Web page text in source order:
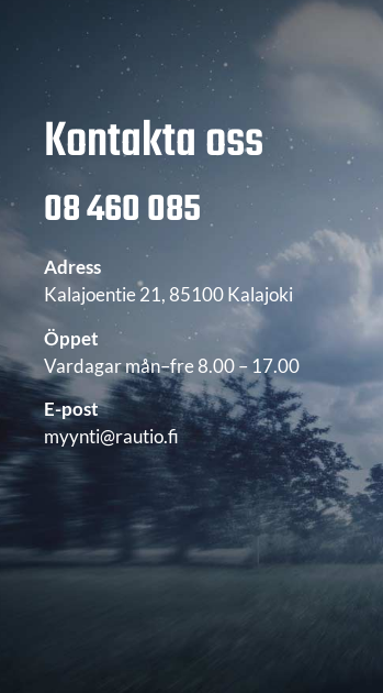
Kontakta oss
08 460 085
Adress
Kalajoentie 21, 85100 Kalajoki
Öppet
Vardagar mån–fre 8.00 – 17.00
E-post
myynti@rautio.fi